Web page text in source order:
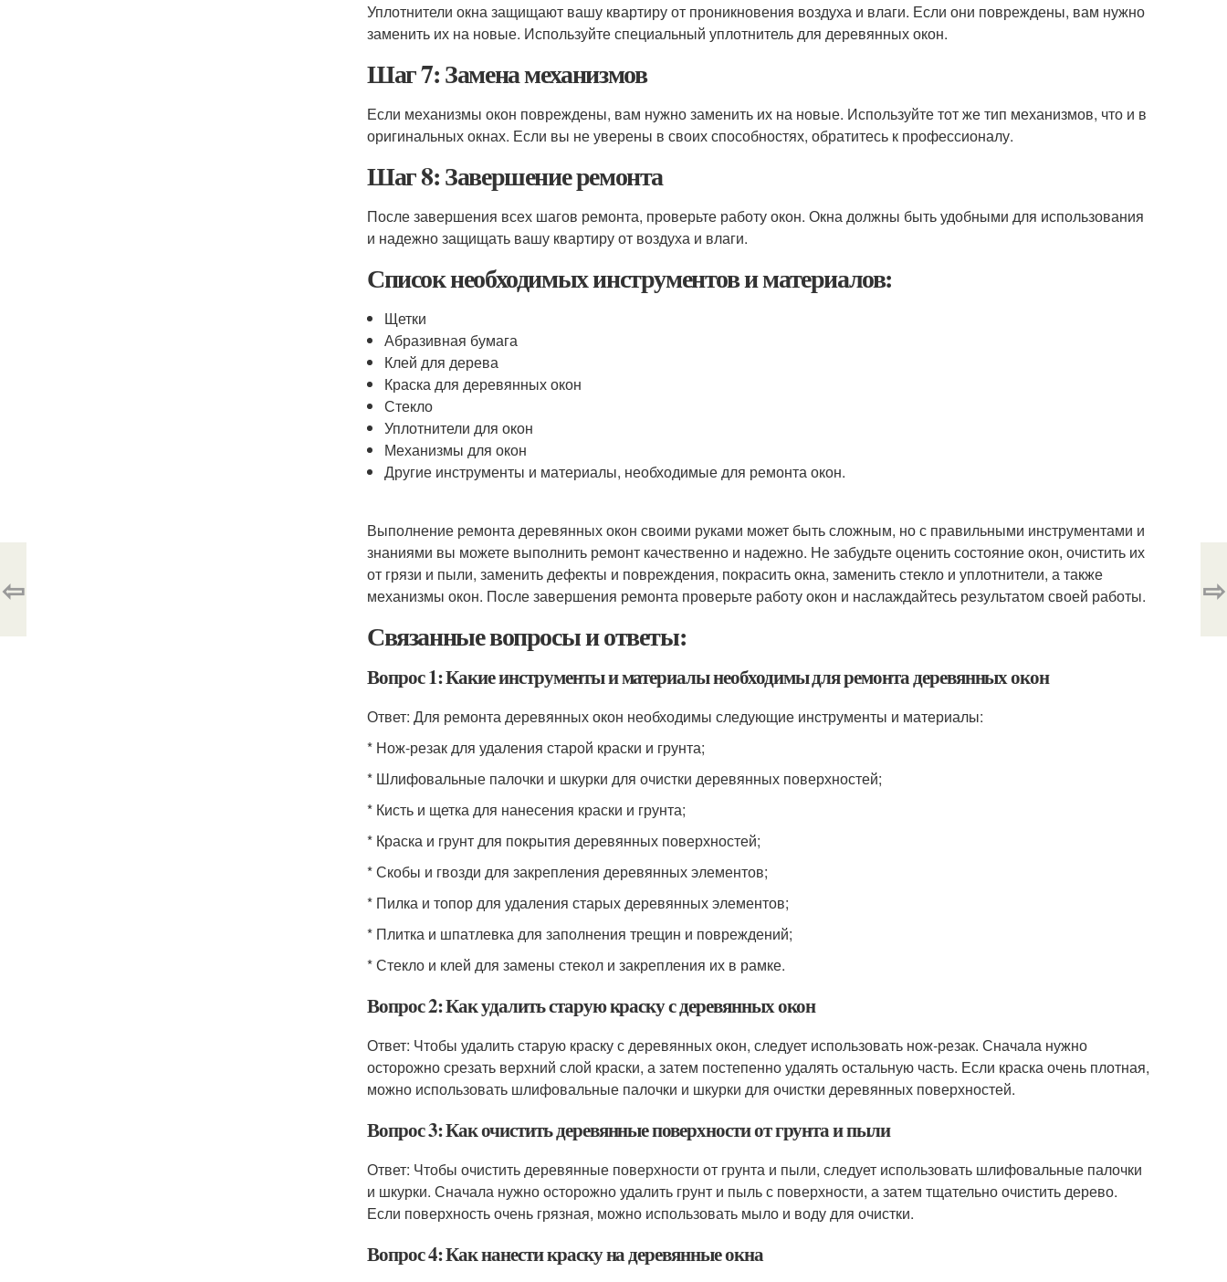
Уплотнители окна защищают вашу квартиру от проникновения воздуха и влаги. Если они повреждены, вам нужно
заменить их на новые. Используйте специальный уплотнитель для деревянных окон.
Шаг 7: Замена механизмов
Если механизмы окон повреждены, вам нужно заменить их на новые. Используйте тот же тип механизмов, что и в
оригинальных окнах. Если вы не уверены в своих способностях, обратитесь к профессионалу.
Шаг 8: Завершение ремонта
После завершения всех шагов ремонта, проверьте работу окон. Окна должны быть удобными для использования
и надежно защищать вашу квартиру от воздуха и влаги.
Список необходимых инструментов и материалов:
Щетки
Абразивная бумага
Клей для дерева
Краска для деревянных окон
Стекло
Уплотнители для окон
Механизмы для окон
Другие инструменты и материалы, необходимые для ремонта окон.
Выполнение ремонта деревянных окон своими руками может быть сложным, но с правильными инструментами и
знаниями вы можете выполнить ремонт качественно и надежно. Не забудьте оценить состояние окон, очистить их
от грязи и пыли, заменить дефекты и повреждения, покрасить окна, заменить стекло и уплотнители, а также
механизмы окон. После завершения ремонта проверьте работу окон и наслаждайтесь результатом своей работы.
Связанные вопросы и ответы:
Вопрос 1: Какие инструменты и материалы необходимы для ремонта деревянных окон
Ответ: Для ремонта деревянных окон необходимы следующие инструменты и материалы:
* Нож-резак для удаления старой краски и грунта;
* Шлифовальные палочки и шкурки для очистки деревянных поверхностей;
* Кисть и щетка для нанесения краски и грунта;
* Краска и грунт для покрытия деревянных поверхностей;
* Скобы и гвозди для закрепления деревянных элементов;
* Пилка и топор для удаления старых деревянных элементов;
* Плитка и шпатлевка для заполнения трещин и повреждений;
* Стекло и клей для замены стекол и закрепления их в рамке.
Вопрос 2: Как удалить старую краску с деревянных окон
Ответ: Чтобы удалить старую краску с деревянных окон, следует использовать нож-резак. Сначала нужно
осторожно срезать верхний слой краски, а затем постепенно удалять остальную часть. Если краска очень плотная,
можно использовать шлифовальные палочки и шкурки для очистки деревянных поверхностей.
Вопрос 3: Как очистить деревянные поверхности от грунта и пыли
Ответ: Чтобы очистить деревянные поверхности от грунта и пыли, следует использовать шлифовальные палочки
и шкурки. Сначала нужно осторожно удалить грунт и пыль с поверхности, а затем тщательно очистить дерево.
Если поверхность очень грязная, можно использовать мыло и воду для очистки.
Вопрос 4: Как нанести краску на деревянные окна
⇦ ⇨